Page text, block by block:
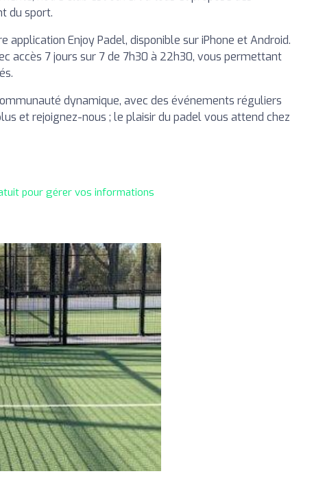
du sport.
Enjoy Padel, disponible sur iPhone et Android.
accès 7 jours sur 7 de 7h30 à 22h30, vous permettant
dynamique, avec des événements réguliers
et rejoignez-nous ; le plaisir du padel vous attend chez
pour gérer vos informations